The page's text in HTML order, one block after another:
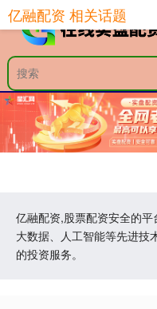
亿融配资,股票配资安全的
大数据、人工智能等先进技
的投资服务。
亿融配资 相关话题